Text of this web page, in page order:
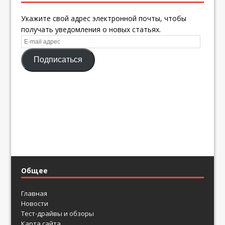
Укажите свой адрес электронной почты, чтобы
получать уведомления о новых статьях.
E-
mail
адресПодписаться
Общее
Главная
Новости
Тест-драйвы и обзоры